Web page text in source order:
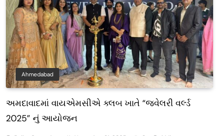
Ahmedabad
અમદાવાદમાં વાયએમસીએ ક્લબ ખાતે “જ્વેલરી વર્લ્ડ
2025” નું આયોજન